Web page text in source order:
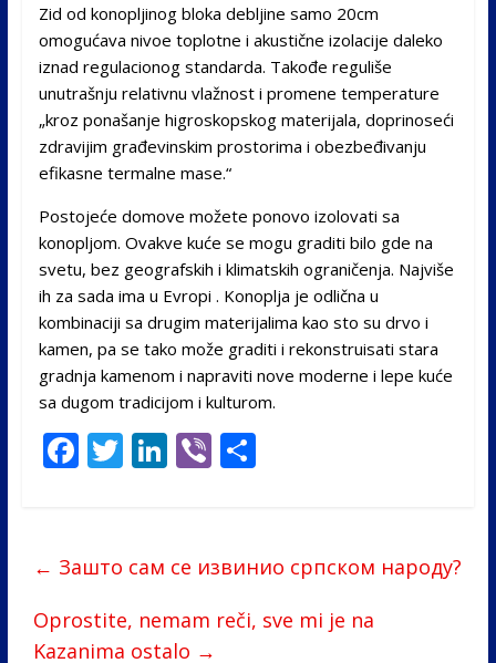
Zid od konopljinog bloka debljine samo 20cm
omogućava nivoe toplotne i akustične izolacije daleko
iznad regulacionog standarda. Takođe reguliše
unutrašnju relativnu vlažnost i promene temperature
„kroz ponašanje higroskopskog materijala, doprinoseći
zdravijim građevinskim prostorima i obezbeđivanju
efikasne termalne mase.“
Postojeće domove možete ponovo izolovati sa
konopljom. Ovakve kuće se mogu graditi bilo gde na
svetu, bez geografskih i klimatskih ograničenja. Najviše
ih za sada ima u Evropi . Konoplja je odlična u
kombinaciji sa drugim materijalima kao sto su drvo i
kamen, pa se tako može graditi i rekonstruisati stara
gradnja kamenom i napraviti nove moderne i lepe kuće
sa dugom tradicijom i kulturom.
F
ac
b
o
o
T
w
er
Li
n
e
dI
n
Vi
b
S
e
← Зашто сам се извинио српском народу?
Oprostite, nemam reči, sve mi je na
Kazanima ostalo →